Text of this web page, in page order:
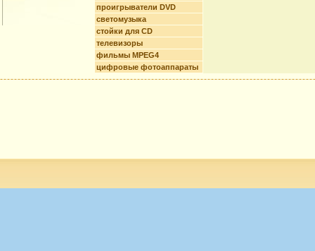
проигрыватели DVD
светомузыка
стойки для CD
телевизоры
фильмы MPEG4
цифровые фотоаппараты